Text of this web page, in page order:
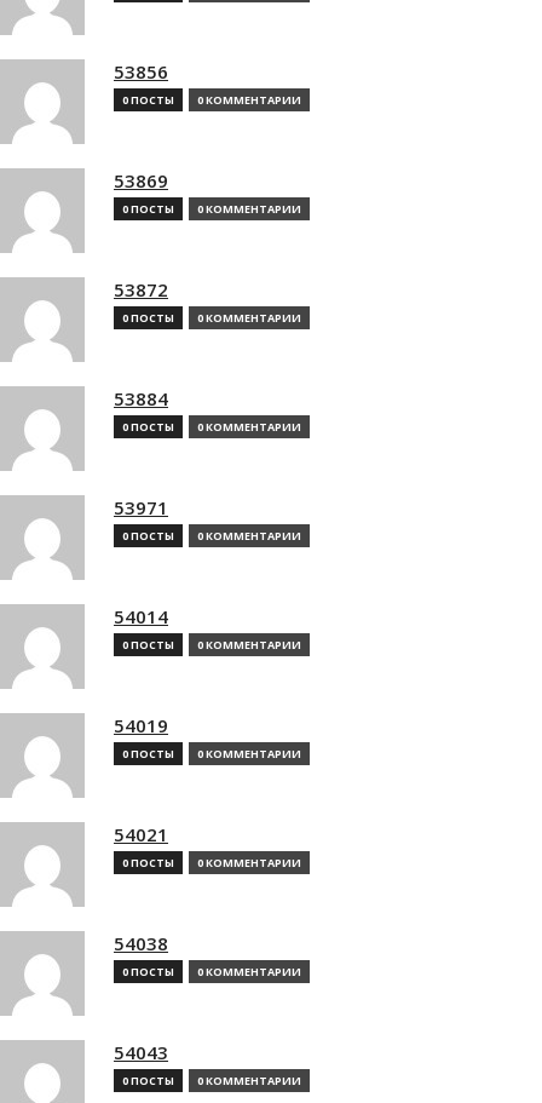
53856
0 ПОСТЫ 0 КОММЕНТАРИИ
53869
0 ПОСТЫ 0 КОММЕНТАРИИ
53872
0 ПОСТЫ 0 КОММЕНТАРИИ
53884
0 ПОСТЫ 0 КОММЕНТАРИИ
53971
0 ПОСТЫ 0 КОММЕНТАРИИ
54014
0 ПОСТЫ 0 КОММЕНТАРИИ
54019
0 ПОСТЫ 0 КОММЕНТАРИИ
54021
0 ПОСТЫ 0 КОММЕНТАРИИ
54038
0 ПОСТЫ 0 КОММЕНТАРИИ
54043
0 ПОСТЫ 0 КОММЕНТАРИИ